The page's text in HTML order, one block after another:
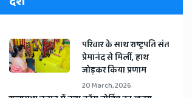
​परिवार के साथ राष्ट्रपति संत
प्रेमानंद से मिलीं, हाथ
जोड़कर किया प्रणाम
20 March, 2026